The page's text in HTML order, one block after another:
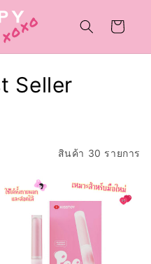
สินค้า
Seller
สินค้า 30 รายการ